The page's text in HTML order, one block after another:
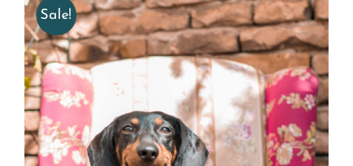
Sale!